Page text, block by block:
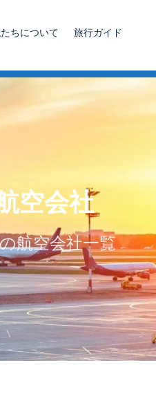
ちについて 旅行ガイド
空会社
航空会社一覧